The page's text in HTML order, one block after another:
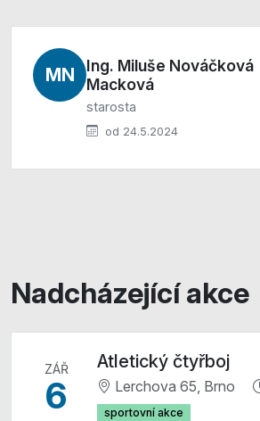
MN
Ing. Miluše Nováčková
Macková
starosta
od 24.5.2024
Nadcházející akce
ZÁŘ
6
Atletický čtyřboj
Lerchova 65, Brno
sportovní akce